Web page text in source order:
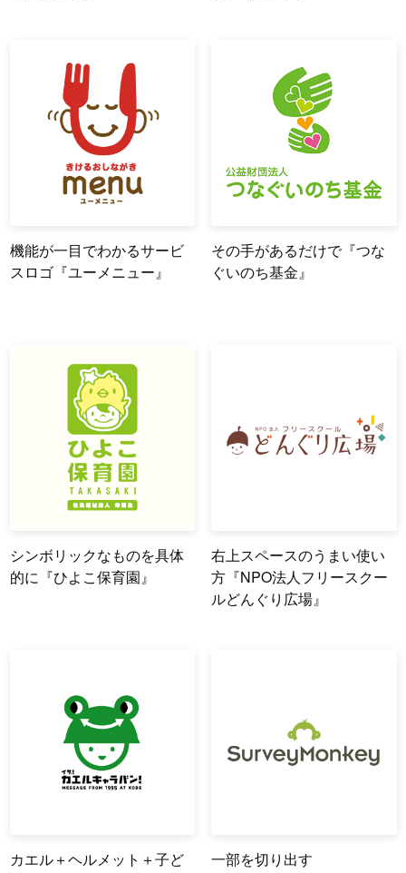
機能が一目でわかるサービ
スロゴ『ユーメニュー』
その手があるだけで『つな
ぐいのち基金』
シンボリックなものを具体
的に『ひよこ保育園』
右上スペースのうまい使い
方『NPO法人フリースクー
ルどんぐり広場』
カエル＋ヘルメット＋子ど
一部を切り出す